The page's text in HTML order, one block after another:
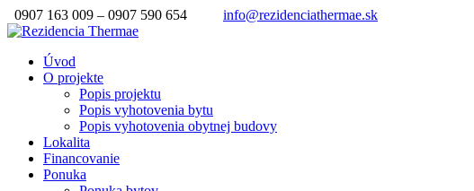
0907 163 009 – 0907 590 654 info@rezidenciathermae.sk
Úvod
O projekte
Popis projektu
Popis vyhotovenia bytu
Popis vyhotovenia obytnej budovy
Lokalita
Financovanie
Ponuka